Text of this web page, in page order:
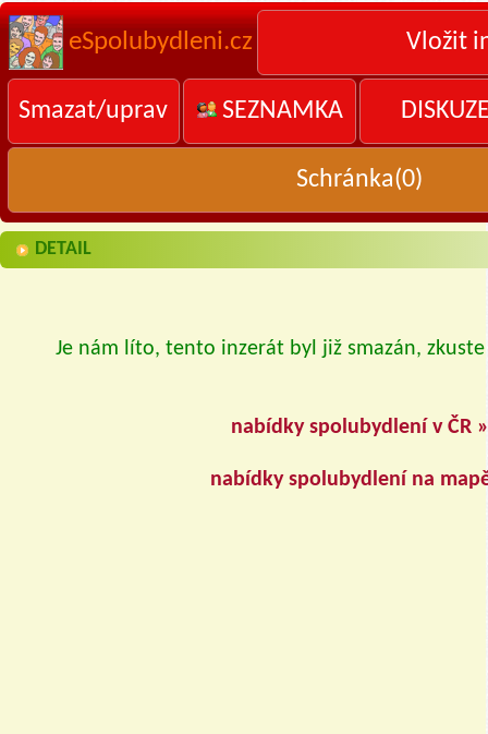
eSpolubydleni.cz Vložit
Smazat/uprav SEZNAMKA
Schránka(0)
DETAIL
Je nám líto, tento inzerát byl již smazán,
nabídky spolubydlení v ČR »
nabídky spolubydlení na